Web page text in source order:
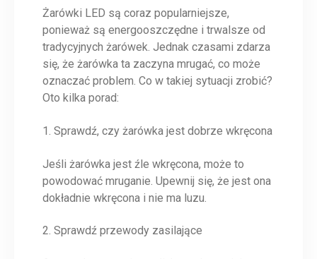
Żarówki LED są coraz popularniejsze,
ponieważ są energooszczędne i trwalsze od
tradycyjnych żarówek. Jednak czasami zdarza
się, że żarówka ta zaczyna mrugać, co może
oznaczać problem. Co w takiej sytuacji zrobić?
Oto kilka porad:
1. Sprawdź, czy żarówka jest dobrze wkręcona
Jeśli żarówka jest źle wkręcona, może to
powodować mruganie. Upewnij się, że jest ona
dokładnie wkręcona i nie ma luzu.
2. Sprawdź przewody zasilające